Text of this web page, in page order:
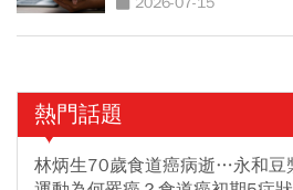
熱門話題
林炳生70歲食道癌病逝…永和豆